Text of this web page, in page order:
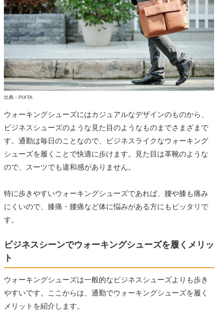
出典：PIXTA
ウォーキングシューズにはカジュアルなデザインのものから、
ビジネスシューズのような見た目のようなものまでさまざまで
す。通勤は毎日のことなので、ビジネスライクなウォーキング
シューズを履くことで快適に歩けます。見た目は革靴のような
ので、スーツでも違和感がありません。
特に歩きやすいウォーキングシューズであれば、腰や膝も痛み
にくいので、膝痛・腰痛など体に悩みがある方にもピッタリで
す。
ビジネスシーンでウォーキングシューズを履くメリッ
ト
ウォーキングシューズは一般的なビジネスシューズよりも歩き
やすいです。ここからは、通勤でウォーキングシューズを履く
メリットを紹介します。